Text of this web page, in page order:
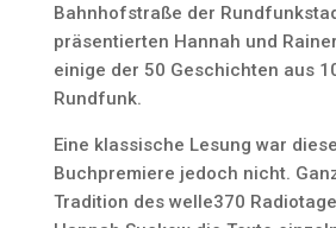
Bahnhofstraße der
präsentierten Hannah und
einige der 50 Geschichten aus
Rundfunk.
Eine klassische Lesung war diese
Buchpremiere jedoch nicht.
Tradition des welle370